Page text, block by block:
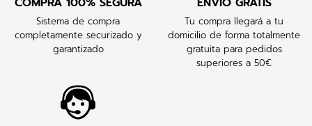
Sistema de compra
completamente securizado y
garantizado
Tu compra llegará a tu
domicilio de forma totalmente
gratuita para pedidos
superiores a 50€